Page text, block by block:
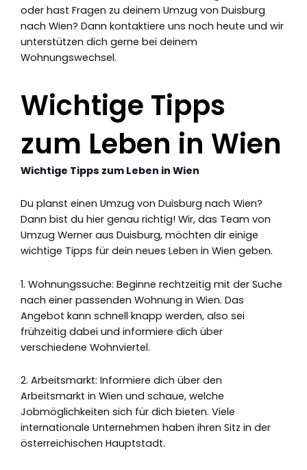
oder hast Fragen zu deinem Umzug von Duisburg
nach Wien? Dann kontaktiere uns noch heute und wir
unterstützen dich gerne bei deinem
Wohnungswechsel.
Wichtige Tipps
zum Leben in Wien
Wichtige Tipps zum Leben in Wien
Du planst einen Umzug von Duisburg nach Wien?
Dann bist du hier genau richtig! Wir, das Team von
Umzug Werner aus Duisburg, möchten dir einige
wichtige Tipps für dein neues Leben in Wien geben.
1. Wohnungssuche: Beginne rechtzeitig mit der Suche
nach einer passenden Wohnung in Wien. Das
Angebot kann schnell knapp werden, also sei
frühzeitig dabei und informiere dich über
verschiedene Wohnviertel.
2. Arbeitsmarkt: Informiere dich über den
Arbeitsmarkt in Wien und schaue, welche
Jobmöglichkeiten sich für dich bieten. Viele
internationale Unternehmen haben ihren Sitz in der
österreichischen Hauptstadt.